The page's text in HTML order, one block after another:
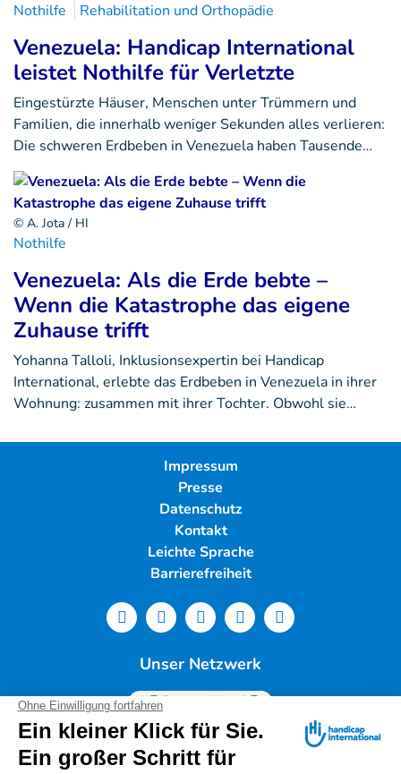
Nothilfe Rehabilitation und Orthopädie
Venezuela: Handicap International
leistet Nothilfe für Verletzte
Eingestürzte Häuser, Menschen unter Trümmern und
Familien, die innerhalb weniger Sekunden alles verlieren:
Die schweren Erdbeben in Venezuela haben Tausende…
© A. Jota / HI
Nothilfe
Venezuela: Als die Erde bebte –
Wenn die Katastrophe das eigene
Zuhause trifft
Yohanna Talloli, Inklusionsexpertin bei Handicap
International, erlebte das Erdbeben in Venezuela in ihrer
Wohnung: zusammen mit ihrer Tochter. Obwohl sie…
Impressum
Presse
Datenschutz
Kontakt
Leichte Sprache
Barrierefreiheit
Unser Netzwerk
Deutschland
Handicap International e.V. | Lindwurmstr. 101 | 80337
München |